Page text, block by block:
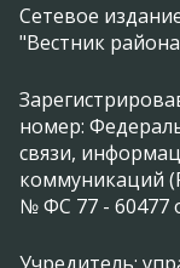
Сетевое
"Вестник
номер:
связи,
коммуникаций
№ ФС 77 - 60477